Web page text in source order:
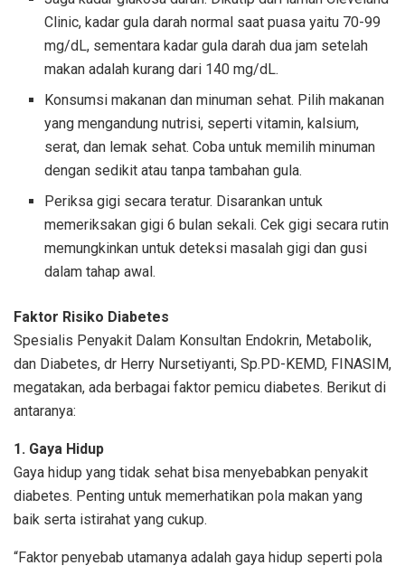
Clinic, kadar gula darah normal saat puasa yaitu 70-99
mg/dL, sementara kadar gula darah dua jam setelah
makan adalah kurang dari 140 mg/dL.
Konsumsi makanan dan minuman sehat. Pilih makanan
yang mengandung nutrisi, seperti vitamin, kalsium,
serat, dan lemak sehat. Coba untuk memilih minuman
dengan sedikit atau tanpa tambahan gula.
Periksa gigi secara teratur. Disarankan untuk
memeriksakan gigi 6 bulan sekali. Cek gigi secara rutin
memungkinkan untuk deteksi masalah gigi dan gusi
dalam tahap awal.
Faktor Risiko Diabetes
Spesialis Penyakit Dalam Konsultan Endokrin, Metabolik,
dan Diabetes, dr Herry Nursetiyanti, Sp.PD-KEMD, FINASIM,
megatakan, ada berbagai faktor pemicu diabetes. Berikut di
antaranya:
1. Gaya Hidup
Gaya hidup yang tidak sehat bisa menyebabkan penyakit
diabetes. Penting untuk memerhatikan pola makan yang
baik serta istirahat yang cukup.
“Faktor penyebab utamanya adalah gaya hidup seperti pola